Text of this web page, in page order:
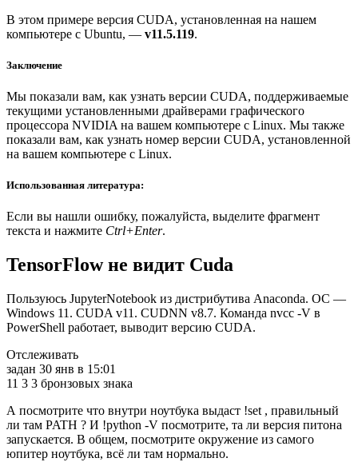
В этом примере версия CUDA, установленная на нашем
компьютере с Ubuntu, — v11.5.119.
Заключение
Мы показали вам, как узнать версии CUDA, поддерживаемые
текущими установленными драйверами графического
процессора NVIDIA на вашем компьютере с Linux. Мы также
показали вам, как узнать номер версии CUDA, установленной
на вашем компьютере с Linux.
Использованная литература:
Если вы нашли ошибку, пожалуйста, выделите фрагмент
текста и нажмите Ctrl+Enter.
TensorFlow не видит Cuda
Пользуюсь JupyterNotebook из дистрибутива Anaconda. ОС —
Windows 11. CUDA v11. CUDNN v8.7. Команда nvcc -V в
PowerShell работает, выводит версию CUDA.
Отслеживать
задан 30 янв в 15:01
11 3 3 бронзовых знака
А посмотрите что внутри ноутбука выдаст !set , правильный
ли там PATH ? И !python -V посмотрите, та ли версия питона
запускается. В общем, посмотрите окружение из самого
юпитер ноутбука, всё ли там нормально.